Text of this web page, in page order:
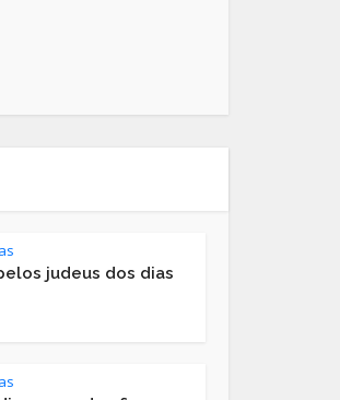
judeus dos dias